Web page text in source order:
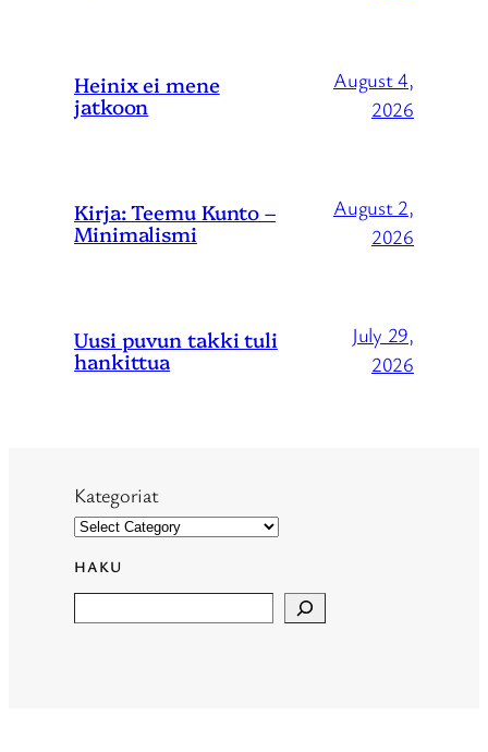
Heinix ei mene
jatkoon
August 4,
2026
Kirja: Teemu Kunto –
Minimalismi
August 2,
2026
Uusi puvun takki tuli
hankittua
July 29,
2026
Kategoriat
HAKU